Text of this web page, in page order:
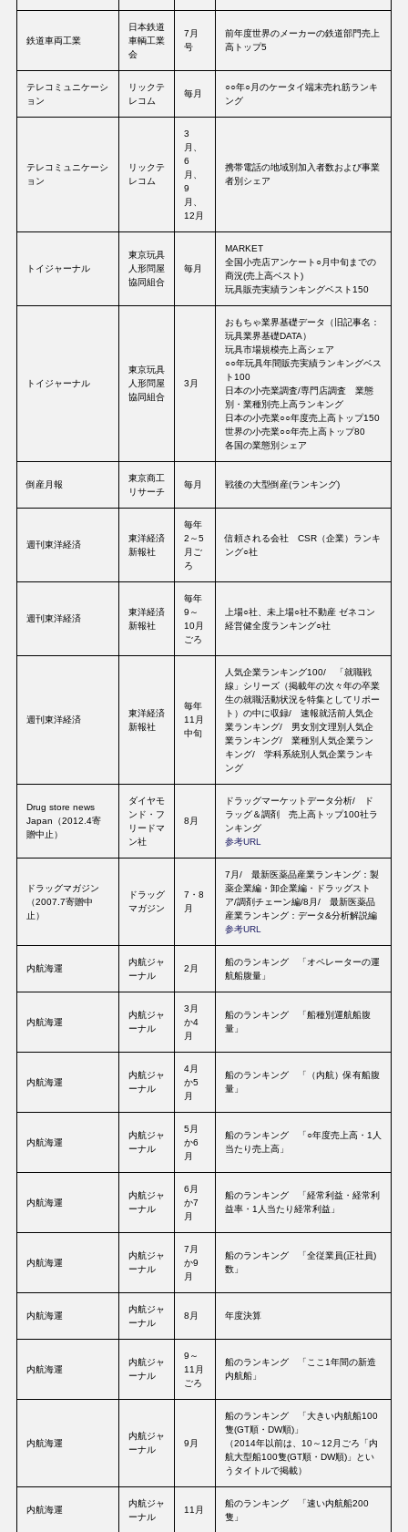
鉄道車両工業
日本鉄道
車輌工業
会
7月
号
前年度世界のメーカーの鉄道部門売上
高トップ5
テレコミュニケーシ
ョン
リックテ
レコム
毎月
○○年○月のケータイ端末売れ筋ランキ
ング
テレコミュニケーシ
ョン
リックテ
レコム
3
月、
6
月、
9
月、
12月
携帯電話の地域別加入者数および事業
者別シェア
トイジャーナル
東京玩具
人形問屋
協同組合
毎月
MARKET
全国小売店アンケート○月中旬までの
商況(売上高ベスト)
玩具販売実績ランキングベスト150
トイジャーナル
東京玩具
人形問屋
協同組合
3月
おもちゃ業界基礎データ（旧記事名：
玩具業界基礎DATA）
玩具市場規模売上高シェア
○○年玩具年間販売実績ランキングベス
ト100
日本の小売業調査/専門店調査 業態
別・業種別売上高ランキング
日本の小売業○○年度売上高トップ150
世界の小売業○○年売上高トップ80
各国の業態別シェア
倒産月報
東京商工
リサーチ
毎月 戦後の大型倒産(ランキング)
週刊東洋経済
東洋経済
新報社
毎年
2～5
月ご
ろ
信頼される会社 CSR（企業）ランキ
ング○社
週刊東洋経済
東洋経済
新報社
毎年
9～
10月
ごろ
上場○社、未上場○社不動産 ゼネコン
経営健全度ランキング○社
週刊東洋経済
東洋経済
新報社
毎年
11月
中旬
人気企業ランキング100/ 「就職戦
線」シリーズ（掲載年の次々年の卒業
生の就職活動状況を特集としてリポー
ト）の中に収録/ 速報就活前人気企
業ランキング/ 男女別文理別人気企
業ランキング/ 業種別人気企業ラン
キング/ 学科系統別人気企業ランキ
ング
Drug store news
Japan（2012.4寄
贈中止）
ダイヤモ
ンド・フ
リードマ
ン社
8月
ドラッグマーケットデータ分析/ ド
ラッグ＆調剤 売上高トップ100社ラ
ンキング
参考URL
ドラッグマガジン
（2007.7寄贈中
止）
ドラッグ
マガジン
7・8
月
7月/ 最新医薬品産業ランキング：製
薬企業編・卸企業編・ドラッグスト
ア/調剤チェーン編/8月/ 最新医薬品
産業ランキング：データ&分析解説編
参考URL
内航海運
内航ジャ
ーナル
2月
船のランキング 「オペレーターの運
航船腹量」
内航海運
内航ジャ
ーナル
3月
か4
月
船のランキング 「船種別運航船腹
量」
内航海運
内航ジャ
ーナル
4月
か5
月
船のランキング 「（内航）保有船腹
量」
内航海運
内航ジャ
ーナル
5月
か6
月
船のランキング 「○年度売上高・1人
当たり売上高」
内航海運
内航ジャ
ーナル
6月
か7
月
船のランキング 「経常利益・経常利
益率・1人当たり経常利益」
内航海運
内航ジャ
ーナル
7月
か9
月
船のランキング 「全従業員(正社員)
数」
内航海運
内航ジャ
ーナル
8月 年度決算
内航海運
内航ジャ
ーナル
9～
11月
ごろ
船のランキング 「ここ1年間の新造
内航船」
内航海運
内航ジャ
ーナル
9月
船のランキング 「大きい内航船100
隻(GT順・DW順)」
（2014年以前は、10～12月ごろ「内
航大型船100隻(GT順・DW順)」とい
うタイトルで掲載）
内航海運
内航ジャ
ーナル
11月
船のランキング 「速い内航船200
隻」